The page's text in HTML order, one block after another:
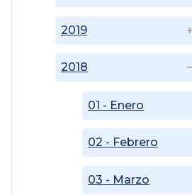
2018
01 - Enero
02 - Febrero
03 - Marzo
2019